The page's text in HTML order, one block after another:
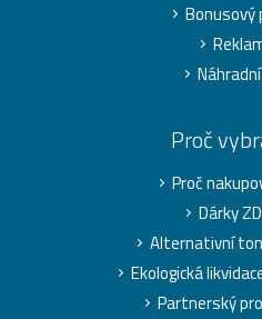
Bonusový
Proč
Proč
Dárky
Alternativní
Ekologická
Partnerský